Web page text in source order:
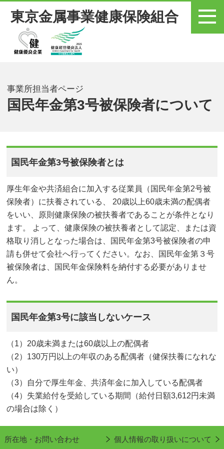
東京金属事業健康保険組合
事業所担当者ページ
国民年金第3号被保険者について
国民年金第3号被保険者とは
厚生年金や共済組合に加入する従業員（国民年金第2号被
保険者）に扶養されている、 20歳以上60歳未満の配偶者
をいい、原則健康保険の被扶養者であることが条件となり
ます。 よって、健康保険の被扶養者として認定、または資
格取り消しとなった場合は、国民年金第3号被保険者の申
請も併せて会社へ行ってください。なお、国民年金第３号
被保険者は、国民年金保険料を納付する必要がありませ
ん。
国民年金第3号に該当しないケース
（1）20歳未満または60歳以上の配偶者
（2）130万円以上の年収のある配偶者（健保扶養になれな
い）
（3）自分で厚生年金、共済年金に加入している配偶者
（4）失業給付を受給している期間（給付日額3,612円未満
の場合は除く）
所在地・お問い合わせ 個人情報の取り扱いについて